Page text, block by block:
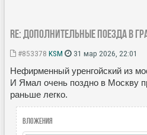
Re: Дополнительные поезда в
#853378 KSM 31 мар 2026, 22:01
Нефирменный уренгойский из
И Ямал очень поздно в Москву
раньше легко.
Вложения